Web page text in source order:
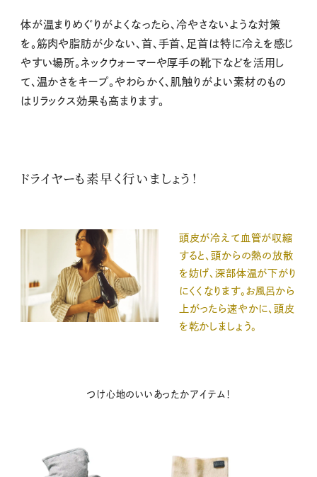
体が温まりめぐりがよくなったら、冷やさないような対策
を。筋肉や脂肪が少ない、首、手首、足首は特に冷えを感じ
やすい場所。ネックウォーマーや厚手の靴下などを活用し
て、温かさをキープ。やわらかく、肌触りがよい素材のもの
はリラックス効果も高まります。
ドライヤーも素早く行いましょう！
頭皮が冷えて血管が収縮
すると、頭からの熱の放散
を妨げ、深部体温が下がり
にくくなります。お風呂から
上がったら速やかに、頭皮
を乾かしましょう。
つけ心地のいいあったかアイテム！